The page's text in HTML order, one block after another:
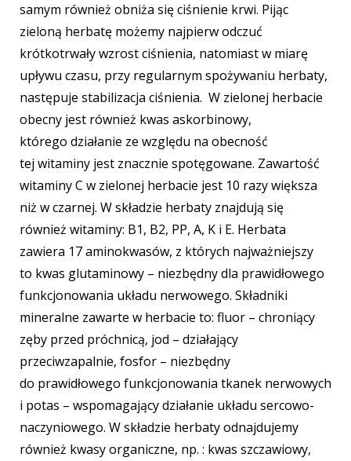
samym również obniża się ciśnienie krwi. Pijąc
zieloną herbatę możemy najpierw odczuć
krótkotrwały wzrost ciśnienia, natomiast w miarę
upływu czasu, przy regularnym spożywaniu herbaty,
następuje stabilizacja ciśnienia. W zielonej herbacie
obecny jest również kwas askorbinowy,
którego działanie ze względu na obecność
tej witaminy jest znacznie spotęgowane. Zawartość
witaminy C w zielonej herbacie jest 10 razy większa
niż w czarnej. W składzie herbaty znajdują się
również witaminy: B1, B2, PP, A, K i E. Herbata
zawiera 17 aminokwasów, z których najważniejszy
to kwas glutaminowy – niezbędny dla prawidłowego
funkcjonowania układu nerwowego. Składniki
mineralne zawarte w herbacie to: fluor – chroniący
zęby przed próchnicą, jod – działający
przeciwzapalnie, fosfor – niezbędny
do prawidłowego funkcjonowania tkanek nerwowych
i potas – wspomagający działanie układu sercowo-
naczyniowego. W składzie herbaty odnajdujemy
również kwasy organiczne, np. : kwas szczawiowy,